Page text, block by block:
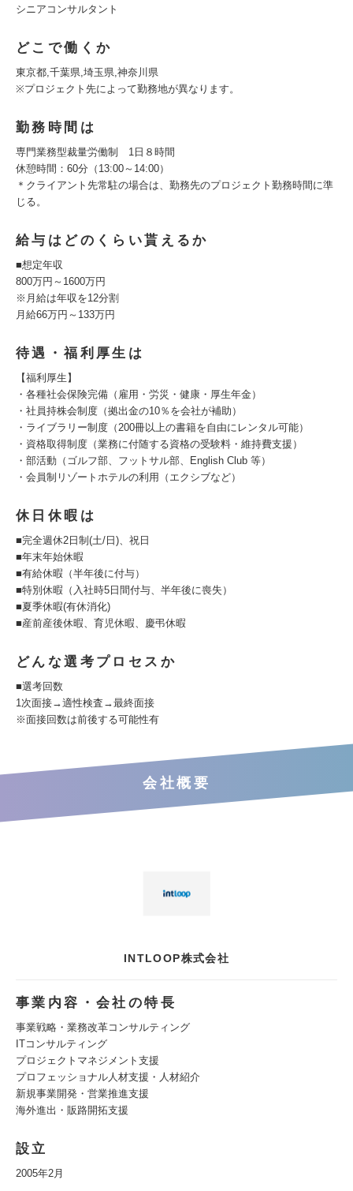
シニアコンサルタント
どこで働くか
東京都,千葉県,埼玉県,神奈川県
※プロジェクト先によって勤務地が異なります。
勤務時間は
専門業務型裁量労働制 1日８時間
休憩時間：60分（13:00～14:00）
＊クライアント先常駐の場合は、勤務先のプロジェクト勤務時間に準
じる。
給与はどのくらい貰えるか
■想定年収
800万円～1600万円
※月給は年収を12分割
月給66万円～133万円
待遇・福利厚生は
【福利厚生】
・各種社会保険完備（雇用・労災・健康・厚生年金）
・社員持株会制度（拠出金の10％を会社が補助）
・ライブラリー制度（200冊以上の書籍を自由にレンタル可能）
・資格取得制度（業務に付随する資格の受験料・維持費支援）
・部活動（ゴルフ部、フットサル部、English Club 等）
・会員制リゾートホテルの利用（エクシブなど）
休日休暇は
■完全週休2日制(土/日)、祝日
■年末年始休暇
■有給休暇（半年後に付与）
■特別休暇（入社時5日間付与、半年後に喪失）
■夏季休暇(有休消化)
■産前産後休暇、育児休暇、慶弔休暇
どんな選考プロセスか
■選考回数
1次面接→適性検査→最終面接
※面接回数は前後する可能性有
会社概要
INTLOOP株式会社
事業内容・会社の特長
事業戦略・業務改革コンサルティング
ITコンサルティング
プロジェクトマネジメント支援
プロフェッショナル人材支援・人材紹介
新規事業開発・営業推進支援
海外進出・販路開拓支援
設立
2005年2月